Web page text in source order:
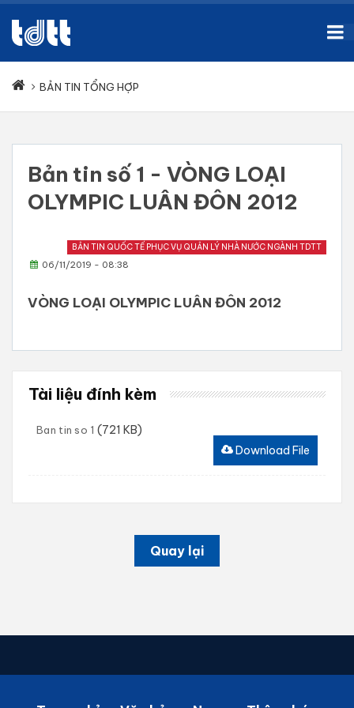
BẢN TIN TỔNG HỢP
Bản tin số 1 - VÒNG LOẠI
OLYMPIC LUÂN ĐÔN 2012
BẢN TIN QUỐC TẾ PHỤC VỤ QUẢN LÝ NHÀ NƯỚC NGÀNH TDTT
06/11/2019 - 08:38
VÒNG LOẠI OLYMPIC LUÂN ĐÔN 2012
Tài liệu đính kèm
Ban tin so 1 (721 KB)
Download File
Quay lại